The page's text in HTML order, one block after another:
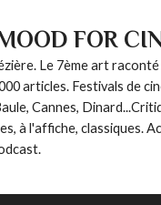
FOR
Le 7ème art raconté
articles. Festivals de
Cannes,
à l'affiche, classiques.